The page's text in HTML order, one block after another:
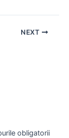
NEXT
obligatorii